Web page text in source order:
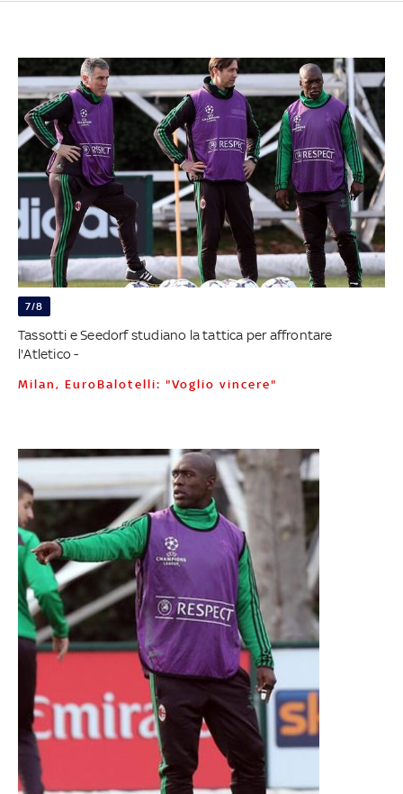
7/8
Tassotti e Seedorf studiano la tattica per affrontare
l'Atletico -
Milan, EuroBalotelli: "Voglio vincere"